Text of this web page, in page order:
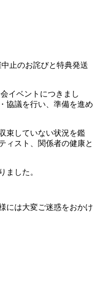
中止のお詫びと特典発送
イベントにつきまし
協議を行い、準備を進め
束していない状況を鑑
ィスト、関係者の健康と
ました。
には大変ご迷惑をおかけ